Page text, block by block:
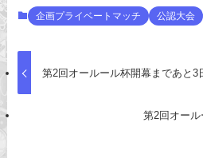
企画プライベートマッチ 公認大会
第2回オールール杯開幕まであと3
第2回オール